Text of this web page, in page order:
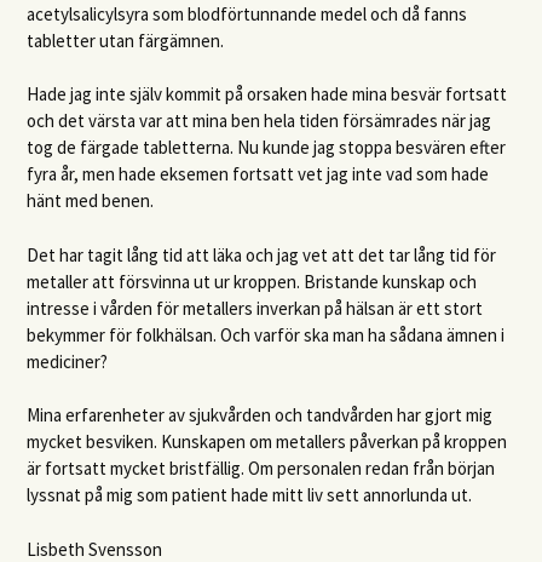
acetylsalicylsyra som blodförtunnande medel och då fanns
tabletter utan färgämnen.
Hade jag inte själv kommit på orsaken hade mina besvär fortsatt
och det värsta var att mina ben hela tiden försämrades när jag
tog de färgade tabletterna. Nu kunde jag stoppa besvären efter
fyra år, men hade eksemen fortsatt vet jag inte vad som hade
hänt med benen.
Det har tagit lång tid att läka och jag vet att det tar lång tid för
metaller att försvinna ut ur kroppen. Bristande kunskap och
intresse i vården för metallers inverkan på hälsan är ett stort
bekymmer för folkhälsan. Och varför ska man ha sådana ämnen i
mediciner?
Mina erfarenheter av sjukvården och tandvården har gjort mig
mycket besviken. Kunskapen om metallers påverkan på kroppen
är fortsatt mycket bristfällig. Om personalen redan från början
lyssnat på mig som patient hade mitt liv sett annorlunda ut.
Lisbeth Svensson